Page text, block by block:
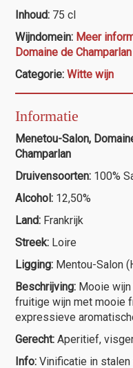
Inhoud: 75 cl
Wijndomein: Meer
Domaine de Champarlan
Categorie:Witte wijn
Informatie
Menetou-Salon,
Druivensoorten: 100%
Alcohol: 12,50%
Land: Frankrijk
Streek: Loire
Ligging: Mentou-Salon
Beschrijving: Mooie
fruitige wijn met mooie
expressieve
Gerecht: Aperitief,
Info: Vinificatie in